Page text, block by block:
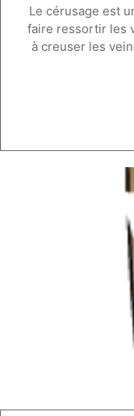
Le cérusage est
faire ressortir les
à creuser les